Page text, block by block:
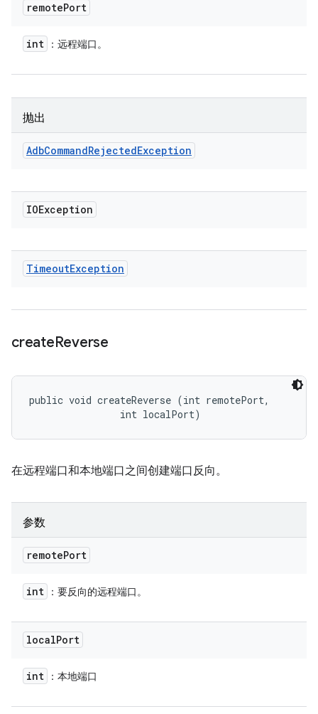
remotePort
int ：远程端口。
抛出
AdbCommandRejectedException
IOException
TimeoutException
createReverse
public void createReverse (int remotePort,
                int localPort)
在远程端口和本地端口之间创建端口反向。
参数
remotePort
int ：要反向的远程端口。
localPort
int ：本地端口